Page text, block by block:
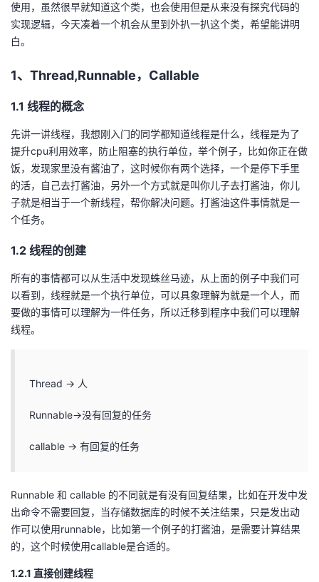
发
博
客
的
论
坛
我
的
圈
我
的
播
我
活
动
的
关
开
堂
我
的
程
我
认
证
的
实
我
的
的
我
我
的
技
术
支
持
我
的
云
声
建
使用，虽然很早就知道这个类，也会使用但是从来没有探究代码的
实现逻辑，今天凑着一个机会从里到外扒一扒这个类，希望能讲明
白。
1、Thread,Runnable，Callable
1.1 线程的概念
先讲一讲线程，我想刚入门的同学都知道线程是什么，线程是为了
提升cpu利用效率，防止阻塞的执行单位，举个例子，比如你正在做
饭，发现家里没有酱油了，这时候你有两个选择，一个是停下手里
的活，自己去打酱油，另外一个方式就是叫你儿子去打酱油，你儿
子就是相当于一个新线程，帮你解决问题。打酱油这件事情就是一
个任务。
1.2 线程的创建
所有的事情都可以从生活中发现蛛丝马迹，从上面的例子中我们可
以看到，线程就是一个执行单位，可以具象理解为就是一个人，而
要做的事情可以理解为一件任务，所以迁移到程序中我们可以理解
线程。
Thread -> 人
Runnable->没有回复的任务
callable -> 有回复的任务
Runnable 和 callable 的不同就是有没有回复结果，比如在开发中发
出命令不需要回复，当存储数据库的时候不关注结果，只是发出动
作可以使用runnable，比如第一个例子的打酱油，是需要计算结果
的，这个时候使用callable是合适的。
1.2.1 直接创建线程